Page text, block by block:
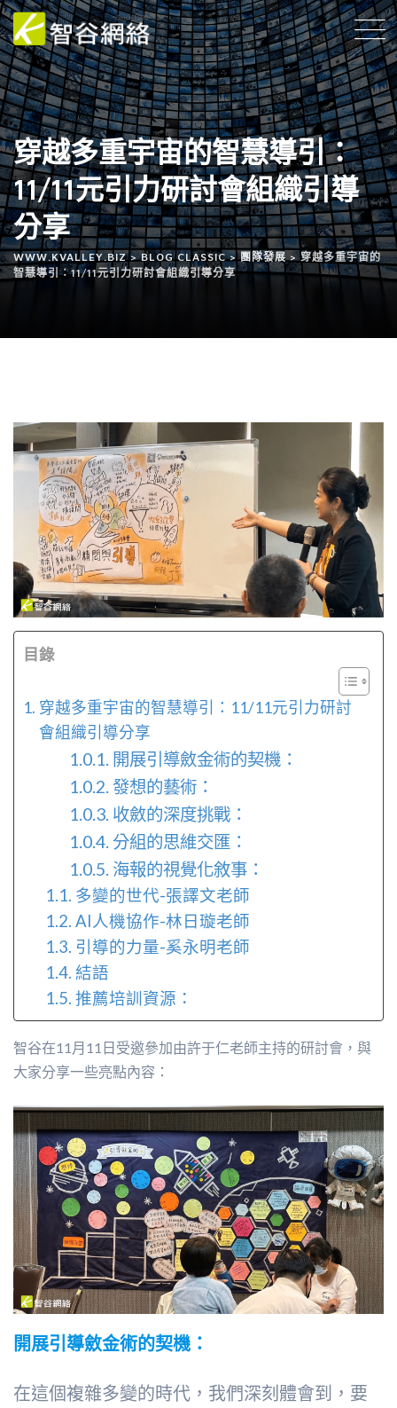
穿越多重宇宙的智慧導引：
11/11元引力研討會組織引導
分享
WWW.KVALLEY.BIZ>BLOG CLASSIC>團隊發展>穿越多重宇宙的
智慧導引：11/11元引力研討會組織引導分享
目錄
穿越多重宇宙的智慧導引：11/11元引力研討
會組織引導分享
開展引導斂金術的契機：
發想的藝術：
收斂的深度挑戰：
分組的思維交匯：
海報的視覺化敘事：
多變的世代-張譯文老師
AI人機協作-林日璇老師
引導的力量-奚永明老師
結語
推薦培訓資源：
智谷在11月11日受邀參加由許于仁老師主持的研討會，與
大家分享一些亮點內容：
開展引導斂金術的契機：
在這個複雜多變的時代，我們深刻體會到，要